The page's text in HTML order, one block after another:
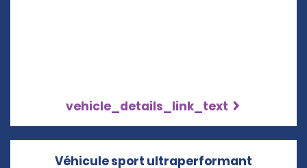
vehicle_details_link_text
Véhicule sport ultraperformant